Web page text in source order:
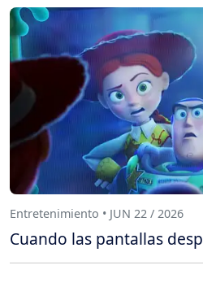
Entretenimiento • JUN 22 / 2026
Cuando las pantallas